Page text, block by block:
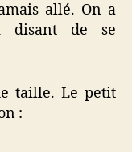
allé. On a
disant de se
taille. Le petit
: